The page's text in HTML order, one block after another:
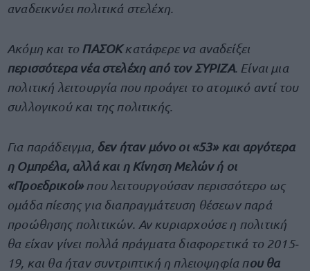
αναδεικνύει πολιτικά στελέχη.
Ακόμη και το ΠΑΣΟΚκατάφερε να αναδείξει
περισσότερα νέα στελέχη από τον ΣΥΡΙΖΑ. Είναι μια
πολιτική λειτουργία που προάγει το ατομικό αντί του
συλλογικού και της πολιτικής.
Για παράδειγμα, δεν ήταν μόνο οι «53» και αργότερα
η Ομπρέλα, αλλά και η Κίνηση Μελών ή οι
«Προεδρικοί» που λειτουργούσαν περισσότερο ως
ομάδα πίεσης για διαπραγμάτευση θέσεων παρά
προώθησης πολιτικών. Αν κυριαρχούσε η πολιτική
θα είχαν γίνει πολλά πράγματα διαφορετικά το 2015‐
19, και θα ήταν συντριπτική η πλειοψηφία που θα